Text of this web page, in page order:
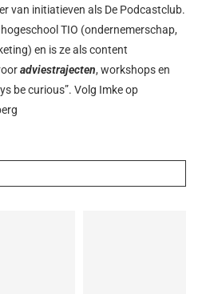
van initiatieven als De Podcastclub.
TIO (ondernemerschap,
en is ze als content
adviestrajecten, workshops en
be curious”. Volg Imke op